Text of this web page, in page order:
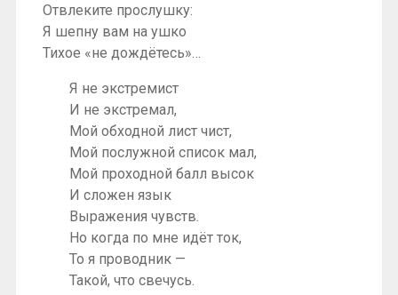
Отвлеките прослушку:
Я шепну вам на ушко
Тихое «не дождётесь»…
Я не экстремист
И не экстремал,
Мой обходной лист чист,
Мой послужной список мал,
Мой проходной балл высок
И сложен язык
Выражения чувств.
Но когда по мне идёт ток,
То я проводник —
Такой, что свечусь.